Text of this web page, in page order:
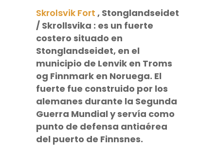
Skrolsvik Fort , Stonglandseidet
/ Skrollsvika : es un fuerte
costero situado en
Stonglandseidet, en el
municipio de Lenvik en Troms
og Finnmark en Noruega. El
fuerte fue construido por los
alemanes durante la Segunda
Guerra Mundial y servía como
punto de defensa antiaérea
del puerto de Finnsnes.